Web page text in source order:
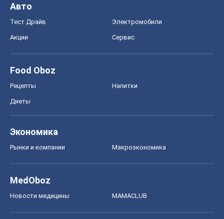
Авто
Тест Драйв Электромобили
Акции Сервис
Food Oboz
Рецепты Напитки
Диеты
Экономика
Рынки и компании Mакроэкономика
MedOboz
Новости медицины MAMACLUB